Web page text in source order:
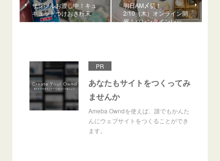
サンプルお渡し中！キュ
キュットつけおき粉末
明日AM〆切！
2/10（木）オンライン開
催！バレンタインレッ…
PR
あなたもサイトをつくってみ
ませんか
Ameba Owndを使えば、誰でもかんた
んにウェブサイトをつくることができ
ます。